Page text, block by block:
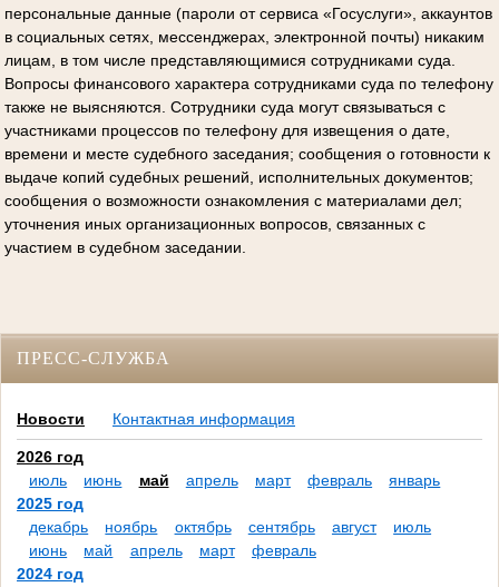
персональные данные (пароли от сервиса «Госуслуги», аккаунтов
в социальных сетях, мессенджерах, электронной почты) никаким
лицам, в том числе представляющимися сотрудниками суда.
Вопросы финансового характера сотрудниками суда по телефону
также не выясняются. Сотрудники суда могут связываться с
участниками процессов по телефону для извещения о дате,
времени и месте судебного заседания; сообщения о готовности к
выдаче копий судебных решений, исполнительных документов;
сообщения о возможности ознакомления с материалами дел;
уточнения иных организационных вопросов, связанных с
участием в судебном заседании.
ПРЕСС-СЛУЖБА
Новости Контактная информация
2026 год
июль
июнь май апрель март февраль
январь
2025 год
декабрь
ноябрь октябрь сентябрь август
июль
июнь
май апрель март
февраль
2024 год